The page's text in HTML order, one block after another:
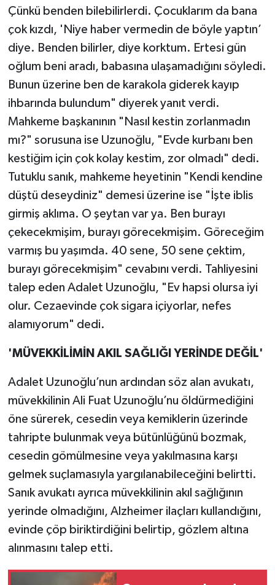
Çünkü benden bilebilirlerdi. Çocuklarım da bana
çok kızdı, 'Niye haber vermedin de böyle yaptın’
diye. Benden bilirler, diye korktum. Ertesi gün
oğlum beni aradı, babasına ulaşamadığını söyledi.
Bunun üzerine ben de karakola giderek kayıp
ihbarında bulundum" diyerek yanıt verdi.
Mahkeme başkanının "Nasıl kestin zorlanmadın
mı?" sorusuna ise Uzunoğlu, "Evde kurbanı ben
kestiğim için çok kolay kestim, zor olmadı" dedi.
Tutuklu sanık, mahkeme heyetinin "Kendi kendine
düştü deseydiniz" demesi üzerine ise "İşte iblis
girmiş aklıma. O şeytan var ya. Ben burayı
çekecekmişim, burayı görecekmişim. Göreceğim
varmış bu yaşımda. 40 sene, 50 sene çektim,
burayı görecekmişim" cevabını verdi. Tahliyesini
talep eden Adalet Uzunoğlu, "Ev hapsi olursa iyi
olur. Cezaevinde çok sigara içiyorlar, nefes
alamıyorum" dedi.
'MÜVEKKİLİMİN AKIL SAĞLIĞI YERİNDE DEĞİL'
Adalet Uzunoğlu’nun ardından söz alan avukatı,
müvekkilinin Ali Fuat Uzunoğlu’nu öldürmediğini
öne sürerek, cesedin veya kemiklerin üzerinde
tahripte bulunmak veya bütünlüğünü bozmak,
cesedin gömülmesine veya yakılmasına karşı
gelmek suçlamasıyla yargılanabileceğini belirtti.
Sanık avukatı ayrıca müvekkilinin akıl sağlığının
yerinde olmadığını, Alzheimer ilaçları kullandığını,
evinde çöp biriktirdiğini belirtip, gözlem altına
alınmasını talep etti.